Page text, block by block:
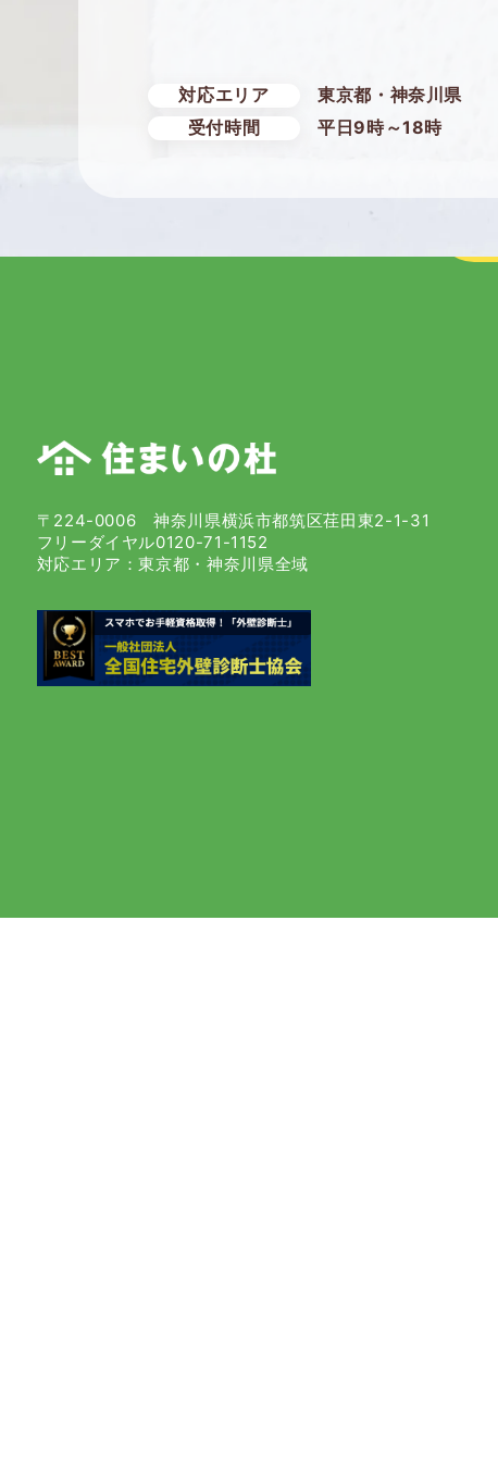
対応エリア
東京都・神奈川県
受付時間
平日9時～18時
〒224-0006 神奈川県横浜市都筑区荏田東2-1-31
フリーダイヤル0120-71-1152
対応エリア：東京都・神奈川県全域